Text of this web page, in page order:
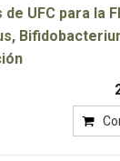
de UFC para la